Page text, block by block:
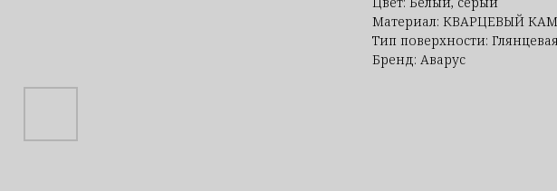
Материал: КВАРЦЕВЫЙ
Тип поверхности:
Бренд: Аварус